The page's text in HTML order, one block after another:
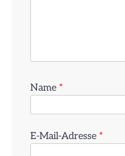
Name *
E-Mail-Adresse *